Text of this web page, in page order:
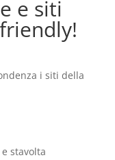
e siti
i siti della
stavolta